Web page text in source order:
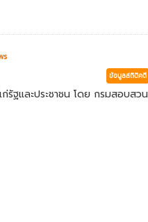
ข้อมูลสถิติคดี
รัฐและประชาชน โดย กรมสอบสวน